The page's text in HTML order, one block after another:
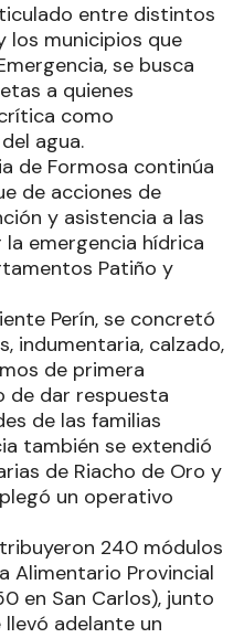
entre distintos
los municipios que
se busca
a quienes
como
agua.
de Formosa continúa
de acciones de
y asistencia a las
emergencia hídrica
Patiño y
Perín, se concretó
indumentaria, calzado,
de primera
de dar respuesta
de las familias
también se extendió
de Riacho de Oro y
un operativo
240 módulos
Alimentario Provincial
en San Carlos), junto
llevó adelante un